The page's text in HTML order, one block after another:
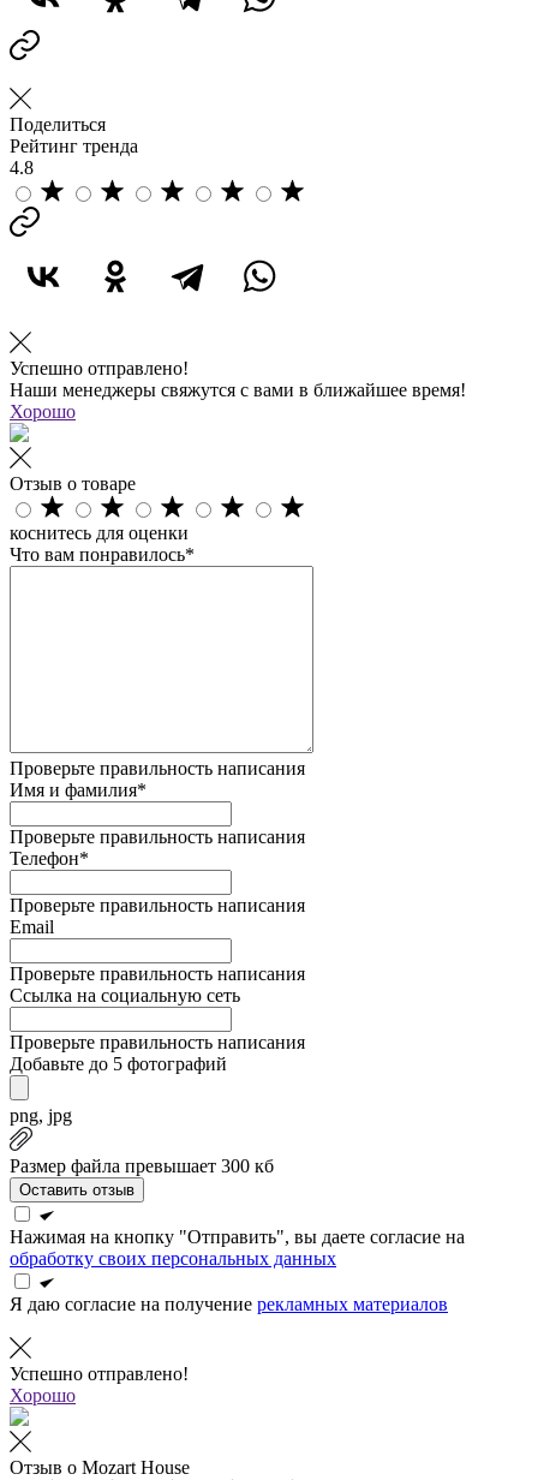
Поделиться
Рейтинг тренда
4.8
Успешно отправлено!
Наши менеджеры свяжутся с вами в ближайшее время!
Хорошо
Отзыв о товаре
коснитесь для оценки
Что вам понравилось*
Проверьте правильность написания
Имя и фамилия*
Проверьте правильность написания
Телефон*
Проверьте правильность написания
Email
Проверьте правильность написания
Ссылка на социальную сеть
Проверьте правильность написания
Добавьте до 5 фотографий
png, jpg
Размер файла превышает 300 кб
Оставить отзыв
Нажимая на кнопку "Отправить", вы даете согласие на
обработку своих персональных данных
Я даю согласие на получение рекламных материалов
Успешно отправлено!
Хорошо
Отзыв о Mozart House